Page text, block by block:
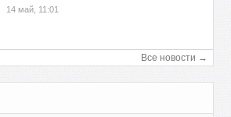
14 май, 11:01
Все новости →